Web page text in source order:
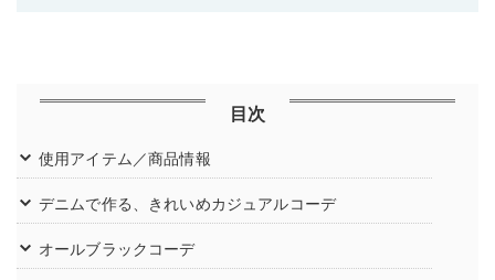
目次
使用アイテム／商品情報
デニムで作る、きれいめカジュアルコーデ
オールブラックコーデ